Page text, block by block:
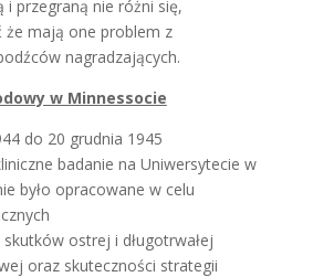
i przegraną nie różni się,
że mają one problem z
nagradzających.
w Minnessocie
do 20 grudnia 1945
badanie na Uniwersytecie w
było opracowane w celu
ostrej i długotrwałej
oraz skuteczności strategii